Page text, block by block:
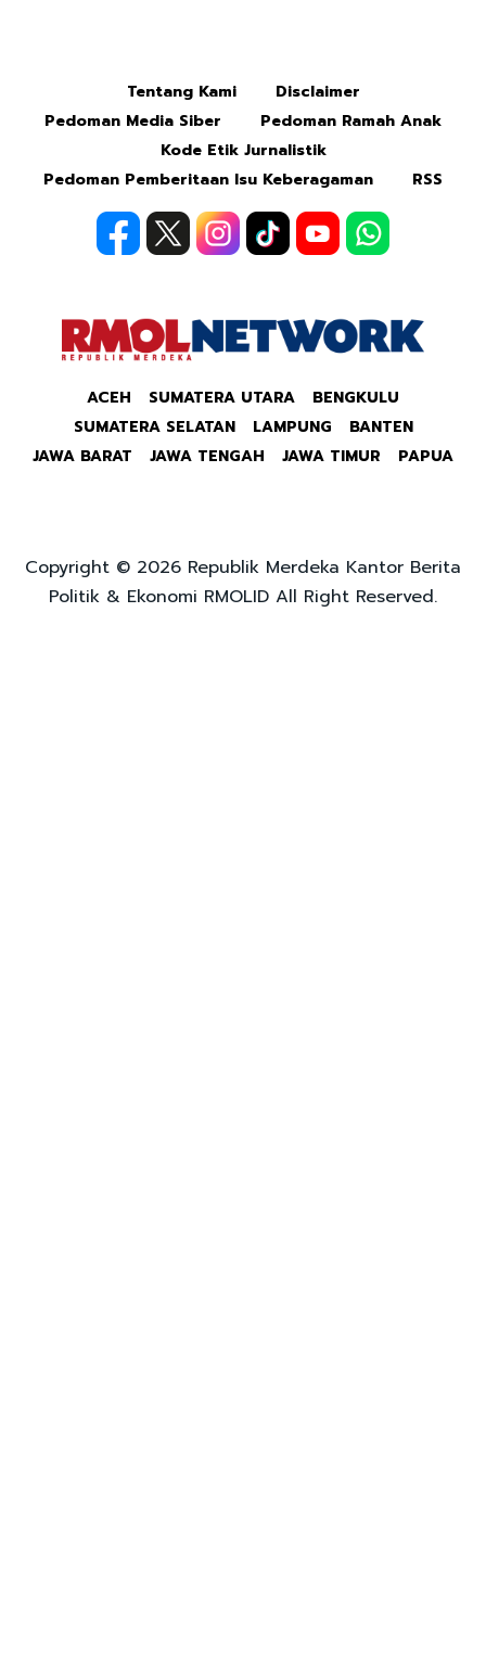
Tentang Kami
Disclaimer
Pedoman Media Siber
Pedoman Ramah Anak
Kode Etik Jurnalistik
Pedoman Pemberitaan Isu Keberagaman
RSS
ACEH SUMATERA UTARA
BENGKULU
SUMATERA SELATAN
LAMPUNG
BANTEN
JAWA BARAT
JAWA TENGAH JAWA TIMUR PAPUA
Copyright © 2026 Republik Merdeka Kantor Berita
Politik & Ekonomi RMOLID All Right Reserved.